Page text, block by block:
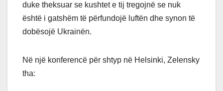
duke theksuar se kushtet e tij tregojnë se nuk
është i gatshëm të përfundojë luftën dhe synon të
dobësojë Ukrainën.
Në një konferencë për shtyp në Helsinki, Zelensky
tha: